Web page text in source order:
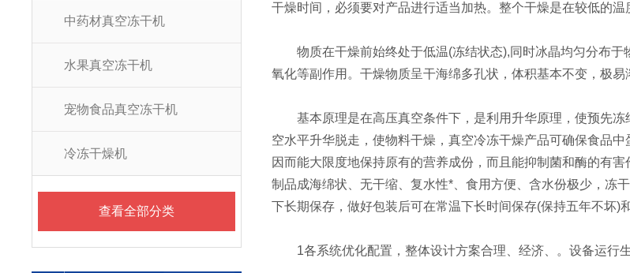
中药材真空冻干机
水果真空冻干机
宠物食品真空冻干机
冷冻干燥机
查看全部分类
干燥时间，必须要对产品进行适当加热。整个干燥是在较低的温
物质在干燥前始终处于低温(冻结状态),同时冰晶均匀分布于
氧化等副作用。干燥物质呈干海绵多孔状，体积基本不变，极
基本原理是在高压真空条件下，是利用升华原理，使预先冻
空水平升华脱走，使物料干燥，真空冷冻干燥产品可确保食品
因而能大限度地保持原有的营养成份，而且能抑制菌和酶的有
制品成海绵状、无干缩、复水性*、食用方便、含水份极少，冻
下长期保存，做好包装后可在常温下长时间保存(保持五年不坏)和
1各系统优化配置，整体设计方案合理、经济、。设备运行生